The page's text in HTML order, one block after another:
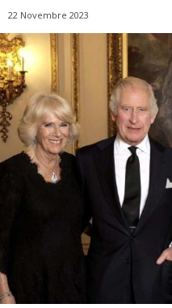
22 Novembre 2023